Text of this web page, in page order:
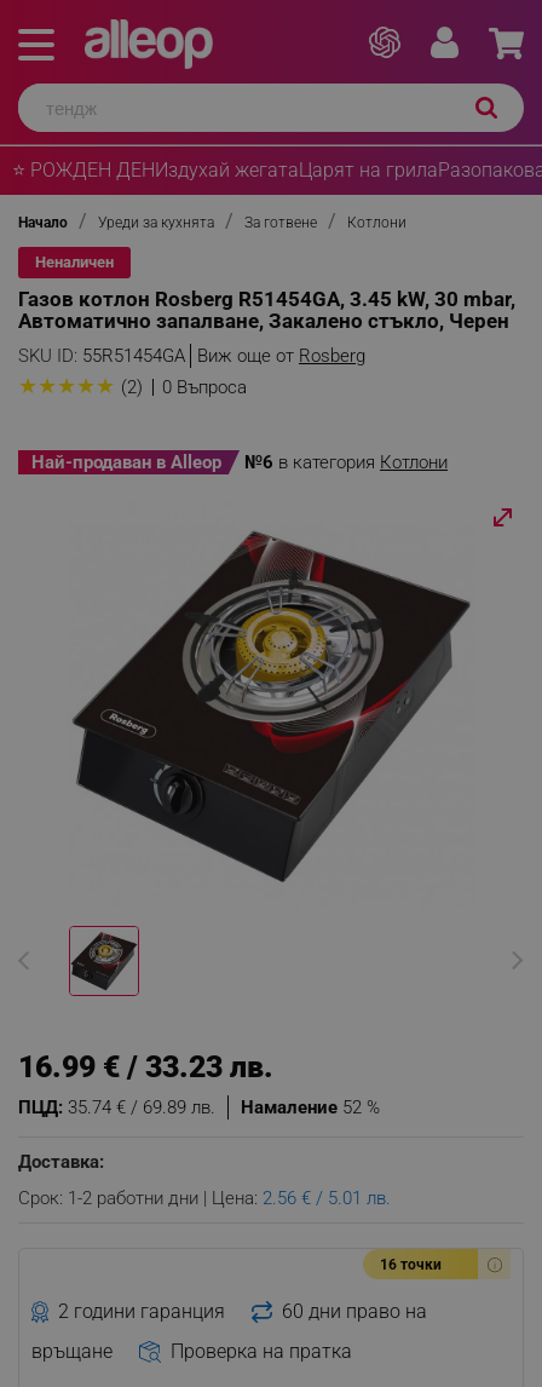
⭐ РОЖДЕН ДЕНИздухай жегатаЦарят на грила
Начало Уреди за кухнята За готвене Котлони
Неналичен
Газов котлон Rosberg R51454GA, 3.45 kW, 30 mbar,
Автоматично запалване, Закалено стъкло, Черен
SKU ID: 55R51454GA Виж още от Rosberg
★★★★★ (2) 0 Въпроса
Най-продаван в Alleop №6 в категория Котлони
Намаление 52 %
ПЦД: 35.74 € / 69.89 лв.
16.99 € / 33.23 лв.
Доставка:
Срок: 1-2 работни дни | Цена: 2.56 € / 5.01 лв.
16 точки
2 години гаранция
60 дни право на
връщане
Проверка на пратка